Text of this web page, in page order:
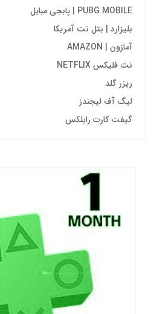
PUBG MOBILE | پابجی مبایل
بلیزارد | بتل نت آمریکا
آمازون | AMAZON
نت فلیکس NETFLIX
ریزر گلد
لیگ آف لیجندز
گیفت کارت رابلکس